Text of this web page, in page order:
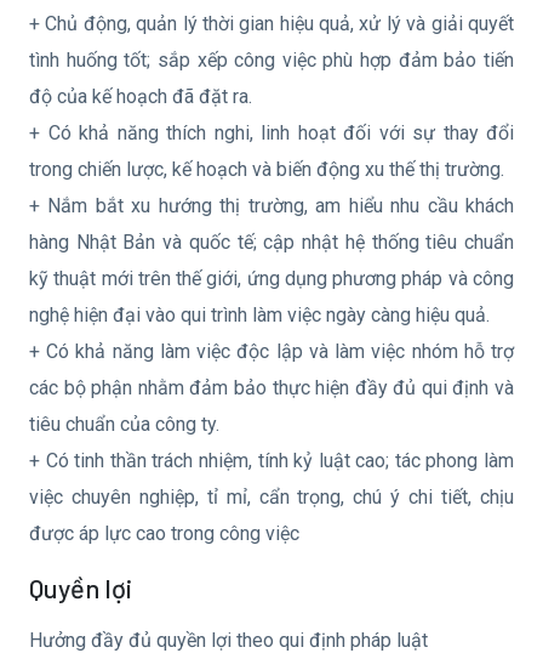
+ Chủ động, quản lý thời gian hiệu quả, xử lý và giải quyết
tình huống tốt; sắp xếp công việc phù hợp đảm bảo tiến
độ của kế hoạch đã đặt ra.
+ Có khả năng thích nghi, linh hoạt đối với sự thay đổi
trong chiến lược, kế hoạch và biến động xu thế thị trường.
+ Nắm bắt xu hướng thị trường, am hiểu nhu cầu khách
hàng Nhật Bản và quốc tế; cập nhật hệ thống tiêu chuẩn
kỹ thuật mới trên thế giới, ứng dụng phương pháp và công
nghệ hiện đại vào qui trình làm việc ngày càng hiệu quả.
+ Có khả năng làm việc độc lập và làm việc nhóm hỗ trợ
các bộ phận nhằm đảm bảo thực hiện đầy đủ qui định và
tiêu chuẩn của công ty.
+ Có tinh thần trách nhiệm, tính kỷ luật cao; tác phong làm
việc chuyên nghiệp, tỉ mỉ, cẩn trọng, chú ý chi tiết, chịu
được áp lực cao trong công việc
Quyền lợi
Hưởng đầy đủ quyền lợi theo qui định pháp luật